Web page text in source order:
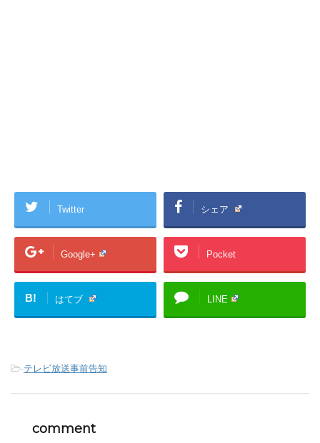
Twitter シェア
Google+ Pocket
B! はてブ LINE
-テレビ放送事前告知
comment